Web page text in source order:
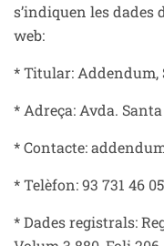
s’indiquen les dades
web:
* Titular: Addendum,
* Adreça: Avda.
* Contacte:
* Telèfon: 93 731 46 05
* Dades registrals: